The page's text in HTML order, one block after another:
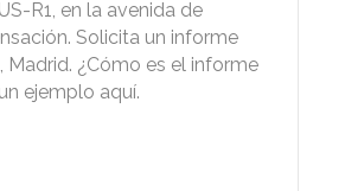
R1, en la avenida de
Solicita un informe
¿Cómo es el informe
ejemplo aquí.